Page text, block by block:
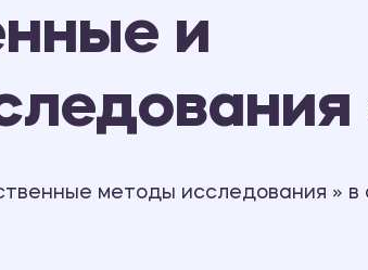
и
методы исследования » в